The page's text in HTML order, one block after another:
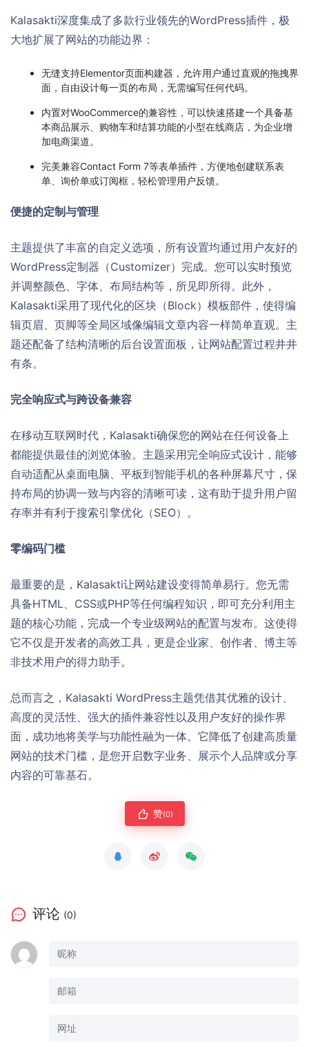
Kalasakti深度集成了多款行业领先的WordPress插件，极
大地扩展了网站的功能边界：
无缝支持Elementor页面构建器，允许用户通过直观的拖拽界
面，自由设计每一页的布局，无需编写任何代码。
内置对WooCommerce的兼容性，可以快速搭建一个具备基
本商品展示、购物车和结算功能的小型在线商店，为企业增
加电商渠道。
完美兼容Contact Form 7等表单插件，方便地创建联系表
单、询价单或订阅框，轻松管理用户反馈。
便捷的定制与管理
主题提供了丰富的自定义选项，所有设置均通过用户友好的
WordPress定制器（Customizer）完成。您可以实时预览
并调整颜色、字体、布局结构等，所见即所得。此外，
Kalasakti采用了现代化的区块（Block）模板部件，使得编
辑页眉、页脚等全局区域像编辑文章内容一样简单直观。主
题还配备了结构清晰的后台设置面板，让网站配置过程井井
有条。
完全响应式与跨设备兼容
在移动互联网时代，Kalasakti确保您的网站在任何设备上
都能提供最佳的浏览体验。主题采用完全响应式设计，能够
自动适配从桌面电脑、平板到智能手机的各种屏幕尺寸，保
持布局的协调一致与内容的清晰可读，这有助于提升用户留
存率并有利于搜索引擎优化（SEO）。
零编码门槛
最重要的是，Kalasakti让网站建设变得简单易行。您无需
具备HTML、CSS或PHP等任何编程知识，即可充分利用主
题的核心功能，完成一个专业级网站的配置与发布。这使得
它不仅是开发者的高效工具，更是企业家、创作者、博主等
非技术用户的得力助手。
总而言之，Kalasakti WordPress主题凭借其优雅的设计、
高度的灵活性、强大的插件兼容性以及用户友好的操作界
面，成功地将美学与功能性融为一体。它降低了创建高质量
网站的技术门槛，是您开启数字业务、展示个人品牌或分享
内容的可靠基石。
赞(0)
评论 (0)